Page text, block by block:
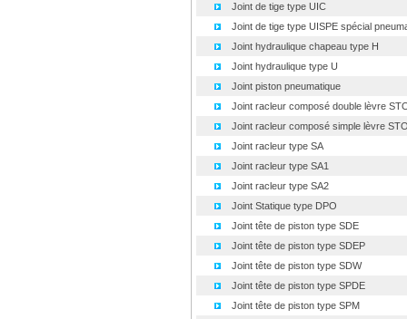
Joint de tige type UIC
Joint de tige type UISPE spécial
Joint hydraulique chapeau type H
Joint hydraulique type U
Joint piston pneumatique
Joint racleur composé double lèvre
Joint racleur composé simple lèvre
Joint racleur type SA
Joint racleur type SA1
Joint racleur type SA2
Joint Statique type DPO
Joint tête de piston type SDE
Joint tête de piston type SDEP
Joint tête de piston type SDW
Joint tête de piston type SPDE
Joint tête de piston type SPM